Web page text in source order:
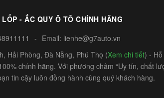
LỐP - ẮC QUY Ô TÔ CHÍNH HÃNG
- Email: lienhe@g7auto.vn
Hải Phòng, Đà Nẵng, Phú Thọ (Xem chi tiết) -
chính hãng. Với phương châm “Uy tín, chất
tin cậy luôn đồng hành cùng quý khách hàng.